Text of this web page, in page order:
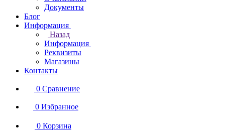
Документы
Блог
Информация
Назад
Информация
Реквизиты
Магазины
Контакты
0 Сравнение
0 Избранное
0 Корзина